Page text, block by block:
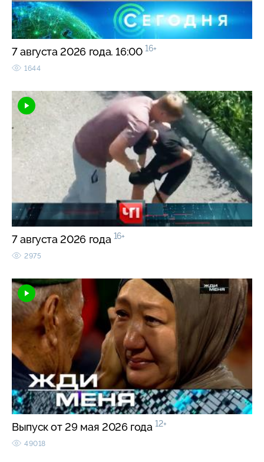
7 августа 2026 года. 16:00 16+
1644
7 августа 2026 года 16+
2975
Выпуск от 29 мая 2026 года 12+
49018